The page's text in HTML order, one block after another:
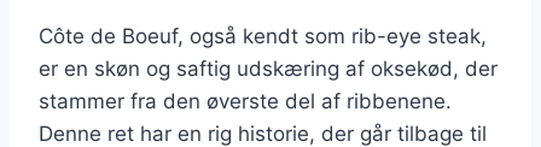
Côte de Boeuf, også kendt som rib-eye steak,
er en skøn og saftig udskæring af oksekød, der
stammer fra den øverste del af ribbenene.
Denne ret har en rig historie, der går tilbage til